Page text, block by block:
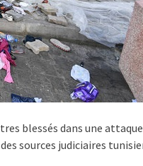
blessés dans une
sources judiciaires